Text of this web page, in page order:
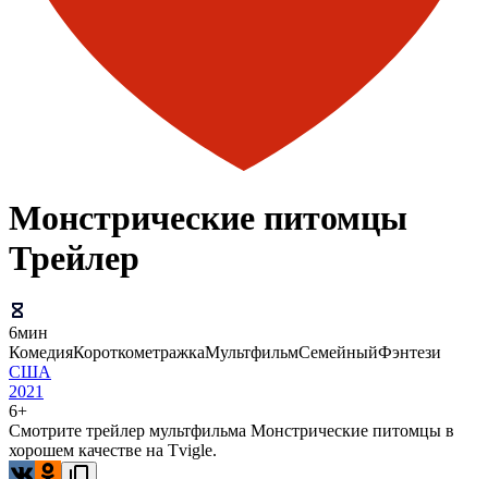
Монстрические питомцы
Трейлер
6мин
КомедияКороткометражкаМультфильмСемейныйФэнтези
США
2021
6+
Смотрите трейлер мультфильма Монстрические питомцы в
хорошем качестве на Tvigle.